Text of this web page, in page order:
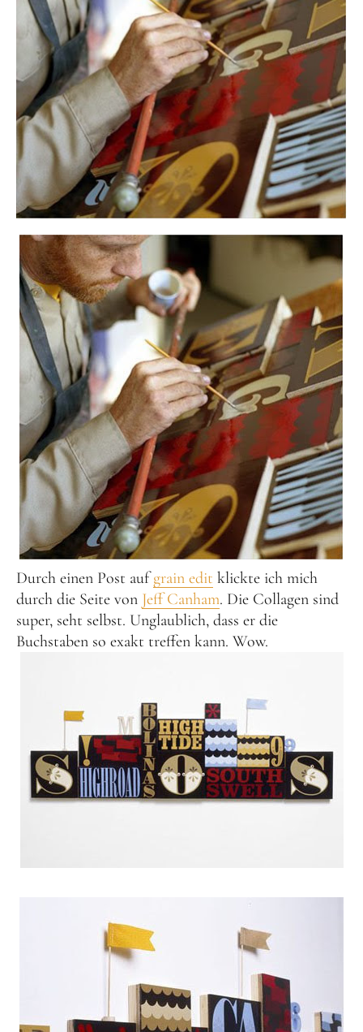
Instagram
Durch einen Post aufgrain edit klickte ich mich
durch die Seite von Jeff Canham. Die Collagen sind
super, seht selbst. Unglaublich, dass er die
Buchstaben so exakt treffen kann. Wow.